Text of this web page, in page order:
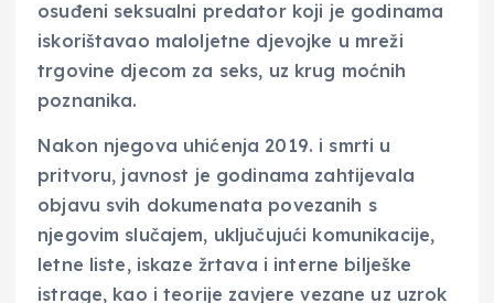
osuđeni seksualni predator koji je godinama
iskorištavao maloljetne djevojke u mreži
trgovine djecom za seks, uz krug moćnih
poznanika.
Nakon njegova uhićenja 2019. i smrti u
pritvoru, javnost je godinama zahtijevala
objavu svih dokumenata povezanih s
njegovim slučajem, uključujući komunikacije,
letne liste, iskaze žrtava i interne bilješke
istrage, kao i teorije zavjere vezane uz uzrok